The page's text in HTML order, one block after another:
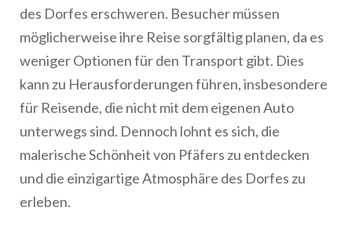
des Dorfes erschweren. Besucher müssen
möglicherweise ihre Reise sorgfältig planen, da es
weniger Optionen für den Transport gibt. Dies
kann zu Herausforderungen führen, insbesondere
für Reisende, die nicht mit dem eigenen Auto
unterwegs sind. Dennoch lohnt es sich, die
malerische Schönheit von Pfäfers zu entdecken
und die einzigartige Atmosphäre des Dorfes zu
erleben.